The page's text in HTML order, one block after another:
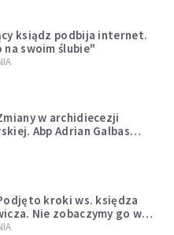
ksiądz podbija internet.
na swoim ślubie"
w archidiecezji
Abp Adrian Galbas
nowym proboszczom
kroki ws. księdza
Nie zobaczymy go w